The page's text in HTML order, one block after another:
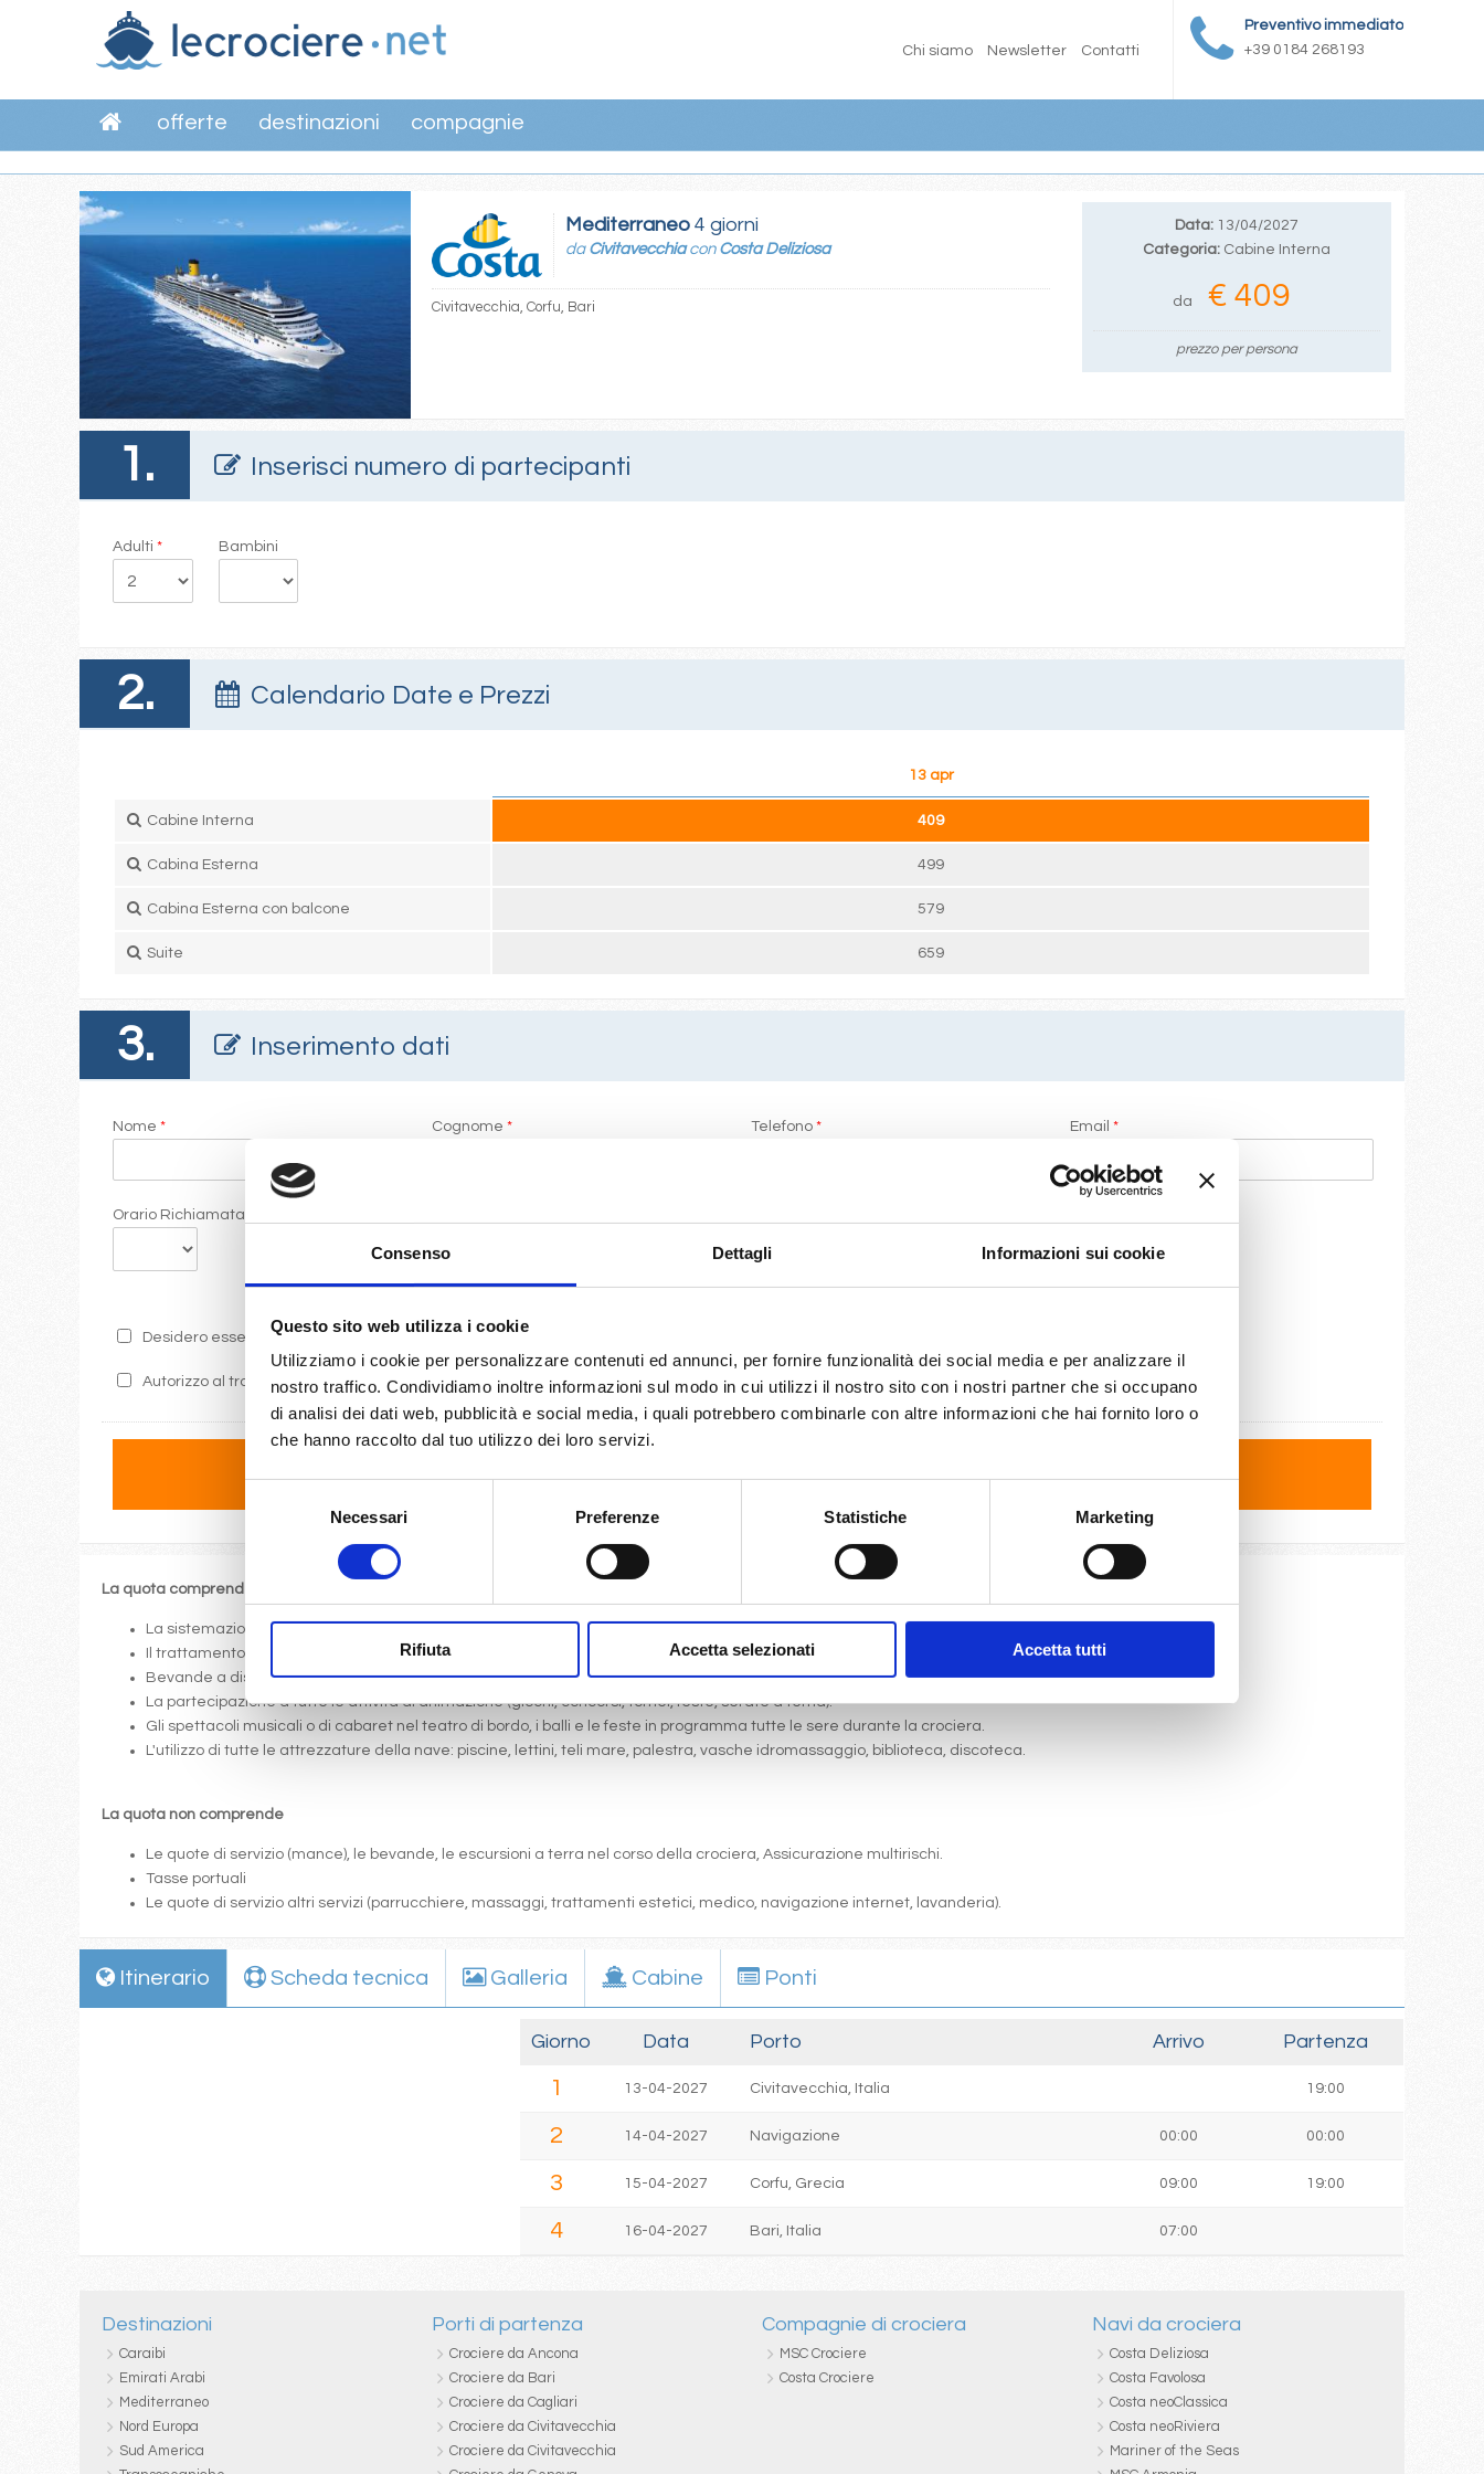
Consenso Dettagli Informazioni sui cookie
Questo sito web utilizza i cookie
Utilizziamo i cookie per personalizzare contenuti ed annunci, per fornire funzionalità dei social media e per analizzare il
nostro traffico. Condividiamo inoltre informazioni sul modo in cui utilizzi il nostro sito con i nostri partner che si occupano
di analisi dei dati web, pubblicità e social media, i quali potrebbero combinarle con altre informazioni che hai fornito loro o
che hanno raccolto dal tuo utilizzo dei loro servizi.
Necessari Preferenze Statistiche Marketing
Rifiuta Accetta selezionati Accetta tutti
Preventivo immediato
+39 0184 268193
Chi siamo Newsletter Contatti
offerte destinazioni compagnie
Mediterraneo 4 giorni
da Civitavecchiacon Costa Deliziosa
Civitavecchia, Corfu, Bari
Data: 13/04/2027
Categoria: Cabine Interna
da € 409
prezzo per persona
1. Inserisci numero di partecipanti
Adulti * Bambini
2. Calendario Date e Prezzi
13 apr
Cabine Interna 409
Cabina Esterna 499
Cabina Esterna con balcone 579
Suite 659
3. Inserimento dati
Nome * Cognome * Telefono * Email *
Orario Richiamata
Desidero essere informato sulle ultime promozioni di LeCrociere.
Autorizzo al trattamento dei miei dati secondo i termini di legge(D.Lgs 196/2003)
RICHIEDI PREVENTIVO
La quota comprende
La sistemazione nella cabina prescelta dotata di ogni comfort: servizi privati, aria condizionata, telefono, TV via satellite e cassaforte.
Il trattamento di pensione completa a bordo (colazione, pranzo, cena a buffet o nei ristoranti principali ).
Bevande a dispenser, serata di Gala con menù particolare.
La partecipazione a tutte le attività di animazione (giochi, concorsi, tornei, feste, serate a tema).
Gli spettacoli musicali o di cabaret nel teatro di bordo, i balli e le feste in programma tutte le sere durante la crociera.
L'utilizzo di tutte le attrezzature della nave: piscine, lettini, teli mare, palestra, vasche idromassaggio, biblioteca, discoteca.
La quota non comprende
Le quote di servizio (mance), le bevande, le escursioni a terra nel corso della crociera, Assicurazione multirischi.
Tasse portuali
Le quote di servizio altri servizi (parrucchiere, massaggi, trattamenti estetici, medico, navigazione internet, lavanderia).
Itinerario Scheda tecnica Galleria Cabine Ponti
Giorno Data Porto Arrivo Partenza
1 13-04-2027 Civitavecchia, Italia 19:00
2 14-04-2027 Navigazione 00:00 00:00
3 15-04-2027 Corfu, Grecia 09:00 19:00
4 16-04-2027 Bari, Italia 07:00
Destinazioni
Caraibi
Emirati Arabi
Mediterraneo
Nord Europa
Sud America
Porti di partenza
Crociere da Ancona
Crociere da Bari
Crociere da Cagliari
Crociere da Civitavecchia
Crociere da Civitavecchia
Compagnie di crociera
MSC Crociere
Costa Crociere
Navi da crociera
Costa Deliziosa
Costa Favolosa
Costa neoClassica
Costa neoRiviera
Mariner of the Seas